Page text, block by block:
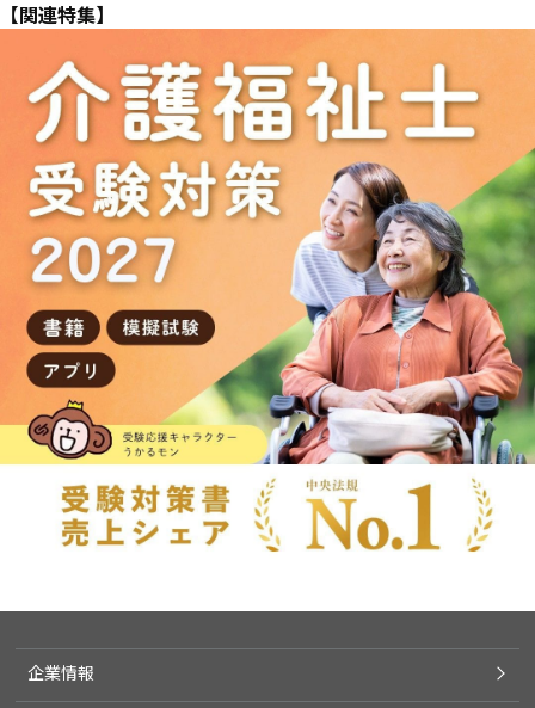
【関連特集】
企業情報